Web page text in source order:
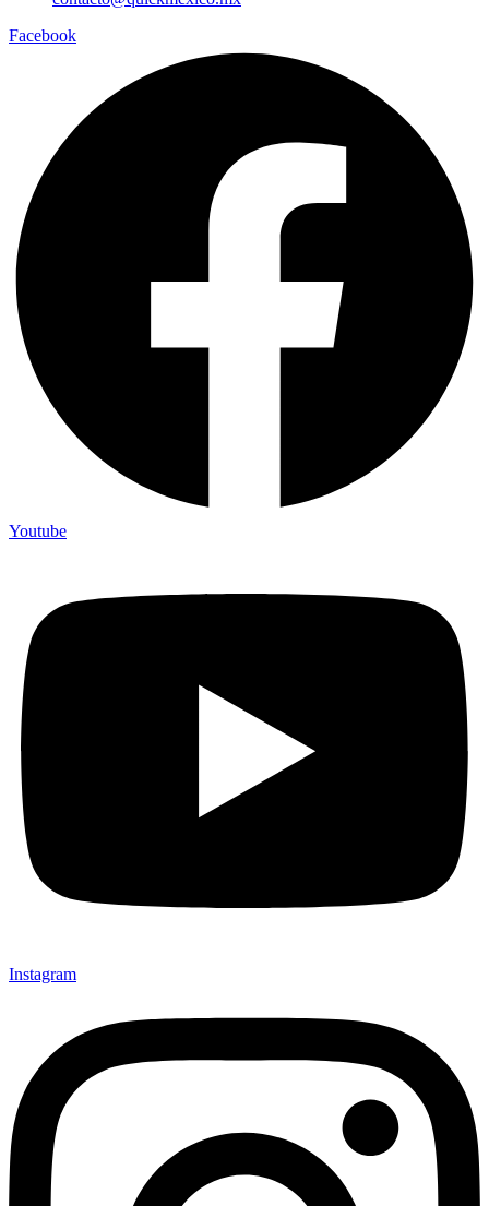
Facebook
Youtube
Instagram